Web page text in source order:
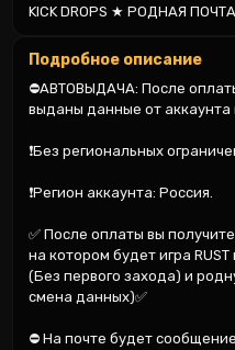
KICK DROPS ★ РОДНАЯ
Подробное описание
⛔АВТОВЫДАЧА: После
выданы данные от аккаунта
❗Без региональных
❗Регион аккаунта: Россия.
✅ После оплаты вы
на котором будет игра
(Без первого захода) и
смена данных)✅
⛔ На почте будет